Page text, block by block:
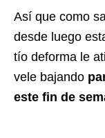
Así que como
desde luego
tío deforma le
vele bajando
este fin de